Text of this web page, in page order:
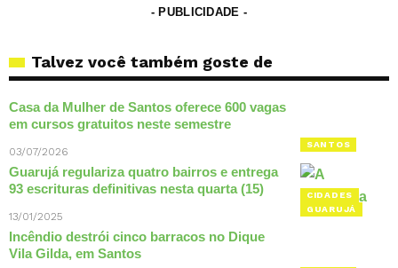
- PUBLICIDADE -
Talvez você também goste de
SANTOS
Casa da Mulher de Santos oferece 600 vagas
em cursos gratuitos neste semestre
03/07/2026
CIDADES
GUARUJÁ
Guarujá regulariza quatro bairros e entrega
93 escrituras definitivas nesta quarta (15)
13/01/2025
Incêndio destrói cinco barracos no Dique
Vila Gilda, em Santos